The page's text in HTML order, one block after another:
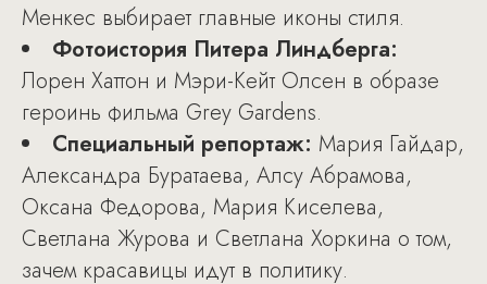
Менкес выбирает главные иконы стиля.
Фотоистория Питера Линдберга:
Лорен Хаттон и Мэри-Кейт Олсен в образе
героинь фильма Grey Gardens.
Специальный репортаж: Мария Гайдар,
Александра Буратаева, Алсу Абрамова,
Оксана Федорова, Мария Киселева,
Светлана Журова и Светлана Хоркина о том,
зачем красавицы идут в политику.